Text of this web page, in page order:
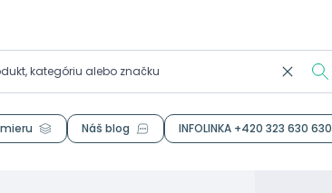
Náš blog INFOLINKA +420 323 630 630